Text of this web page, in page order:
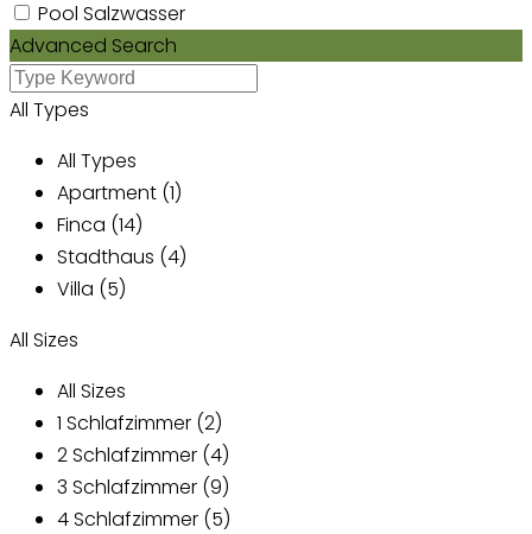
Pool Salzwasser
Advanced Search
All Types
All Types
Apartment (1)
Finca (14)
Stadthaus (4)
Villa (5)
All Sizes
All Sizes
1 Schlafzimmer (2)
2 Schlafzimmer (4)
3 Schlafzimmer (9)
4 Schlafzimmer (5)